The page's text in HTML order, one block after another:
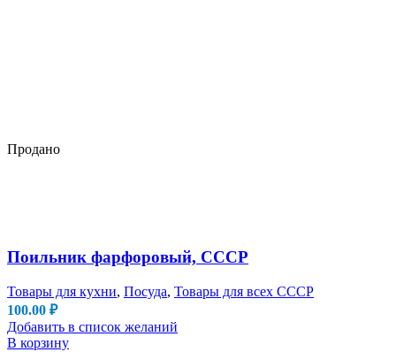
Продано
Поильник фарфоровый, СССР
Товары для кухни, Посуда, Товары для всех СССР
100.00 ₽
Добавить в список желаний
В корзину